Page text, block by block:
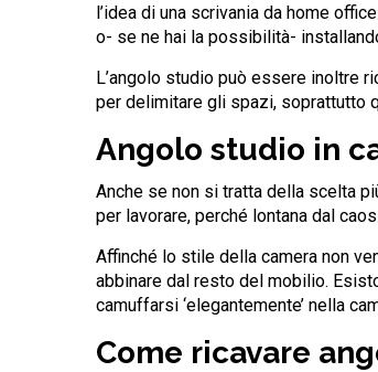
l’idea di una scrivania da home
o- se ne hai la possibilità-
L’angolo studio può essere inoltre
per delimitare gli spazi, soprattutto
Angolo studio in
Anche se non si tratta della scelta
per lavorare, perché lontana dal
Affinché lo stile della camera non
abbinare dal resto del mobilio.
camuffarsi ‘elegantemente’ nella
Come ricavare